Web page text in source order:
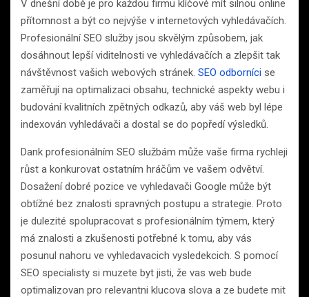
V dnešní době je pro každou firmu klíčové mít silnou online
přítomnost a být co nejvýše v internetových vyhledávačích.
Profesionální SEO služby jsou skvělým způsobem, jak
dosáhnout lepší viditelnosti ve vyhledávačích a zlepšit tak
návštěvnost vašich webových stránek. SEO odborníci se
zaměřují na optimalizaci obsahu, technické aspekty webu i
budování kvalitních zpětných odkazů, aby váš web byl lépe
indexován vyhledávači a dostal se do popředí výsledků.
Dank profesionálním SEO službám může vaše firma rychleji
růst a konkurovat ostatním hráčům ve vašem odvětví.
Dosažení dobré pozice ve vyhledavači Google může být
obtížné bez znalosti spravných postupu a strategie. Proto
je dulezité spolupracovat s profesionálním týmem, který
má znalosti a zkušenosti potřebné k tomu, aby vás
posunul nahoru ve vyhledavacich vysledekcich. S pomocí
SEO specialisty si muzete byt jisti, že vas web bude
optimalizovan pro relevantni klucova slova a ze budete mit